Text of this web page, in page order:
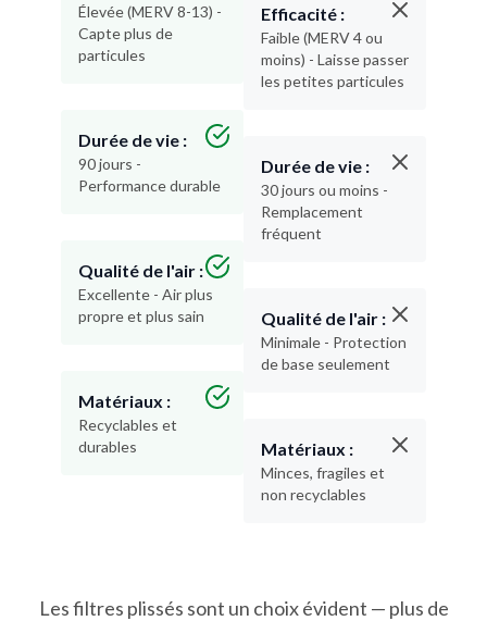
Élevée (MERV 8-13) -
Capte plus de
particules
Durée de vie :
90 jours -
Performance durable
Qualité de l'air :
Excellente - Air plus
propre et plus sain
Matériaux :
Recyclables et
durables
Efficacité :
Faible (MERV 4 ou
moins) - Laisse passer
les petites particules
Durée de vie :
30 jours ou moins -
Remplacement
fréquent
Qualité de l'air :
Minimale - Protection
de base seulement
Matériaux :
Minces, fragiles et
non recyclables
Les filtres plissés sont un choix évident — plus de